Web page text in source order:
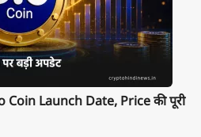
Coin Launch Date, Price की पूरी